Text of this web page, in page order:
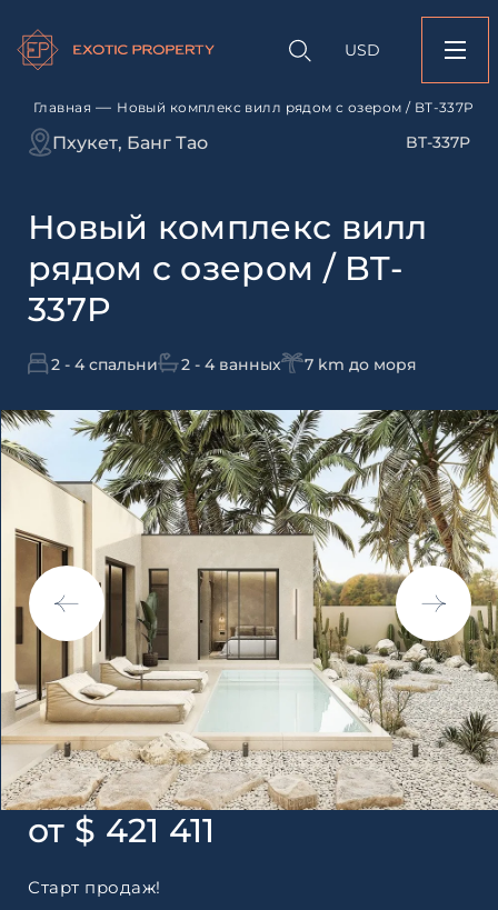
USD
Главная — Новый комплекс вилл рядом с озером / BT-337P
Пхукет, Банг Тао BT-337P
Новый комплекс вилл
рядом с озером / BT-
337P
2 - 4 спальни 2 - 4 ванных 7 km до моря
от $ 421 411
Старт продаж!
Оставить
свяжется с вами
Согласен с
Я даю согласие на
рассылок
объекту
Новый комплекс
озером / BT-337P
Оставьте заявку и
свяжется с вами
Согласен с
по обработке
недвижимости